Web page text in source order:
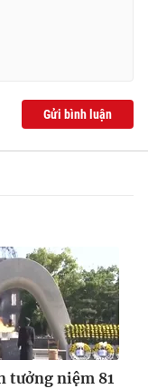
Gửi bình luận
tưởng niệm 81